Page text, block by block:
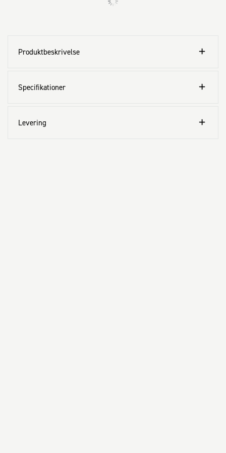
Produktbeskrivelse
Specifikationer
Levering